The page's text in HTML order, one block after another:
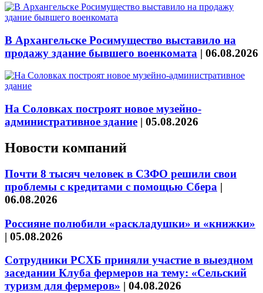
В Архангельске Росимущество выставило на
продажу здание бывшего военкомата | 06.08.2026
На Соловках построят новое музейно-
административное здание | 05.08.2026
Новости компаний
Почти 8 тысяч человек в СЗФО решили свои
проблемы с кредитами с помощью Сбера |
06.08.2026
Россияне полюбили «раскладушки» и «книжки»
| 05.08.2026
Сотрудники РСХБ приняли участие в выездном
заседании Клуба фермеров на тему: «Сельский
туризм для фермеров» | 04.08.2026